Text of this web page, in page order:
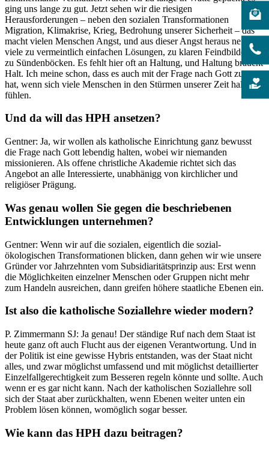
ging uns lange zu gut. Jetzt sehen wir die riesigen
Herausforderungen – neben den sozialen Transformationen
Migration, Klimakrise, Krieg, Bedrohung unserer Sicherheit – das
macht vielen Menschen Angst, und aus dieser Angst heraus neigen
viele zu vermeintlich einfachen Lösungen, zu klaren Feindbildern,
zu Sündenböcken. Es fehlt hier oft an Haltung, und Haltung braucht
Halt. Ich meine schon, dass es auch mit der Frage nach Gott zu tun
hat, wenn sich viele Menschen in den Stürmen unserer Zeit haltlos
fühlen.
Und da will das HPH ansetzen?
Gentner: Ja, wir wollen als katholische Einrichtung ganz bewusst
die Frage nach Gott lebendig halten, wobei wir niemanden
missionieren. Als offene christliche Akademie richtet sich das
Angebot an alle Interessierte, unabhänigg von kirchlicher und
religiöser Prägung.
Was genau wollen Sie gegen die beschriebenen
Entwicklungen unternehmen?
Gentner: Wenn wir auf die sozialen, eigentlich die sozial-
ökologischen Transformationen blicken, dann gehen wir wie unsere
Gründer vor Jahrzehnten vom Subsidiaritätsprinzip aus: Erst wenn
die Möglichkeiten einzelner Menschen oder Gruppen nicht mehr
zum Handeln ausreichen, dann greifen höhere staatliche Ebenen ein.
Ist also die katholische Soziallehre wieder modern?
P. Zimmermann SJ: Ja genau! Der ständige Ruf nach dem Staat ist
heute ganz oft auch Flucht aus der eigenen Verantwortung. Und in
der Politik ist eine gewisse Hybris entstanden, was der Staat nicht
alles, und zwar möglichst umfassend und mit möglichst detaillierter
Einzelfallgerechtigkeit zum Besseren regeln könnte und sollte. Auch
wenn er es gar nicht kann. Nach der katholischen Soziallehre soll
sich der Staat aber zurückhalten, wenn Ebenen weiter unten ein
Problem lösen können, womöglich sogar besser.
Wie kann das HPH dazu beitragen?